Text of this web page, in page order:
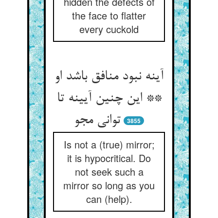
the face to flatter
every cuckold
آینه نبود منافق باشد او
** این چنین آیینه تا
توانی مجو
3855
Is not a (true) mirror;
it is hypocritical. Do
not seek such a
mirror so long as you
can (help).